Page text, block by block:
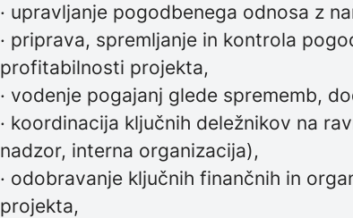
· upravljanje pogodbenega odnosa z
· priprava, spremljanje in kontrola
profitabilnosti projekta,
· vodenje pogajanj glede sprememb,
· koordinacija ključnih deležnikov na
nadzor, interna organizacija),
· odobravanje ključnih finančnih in
projekta,